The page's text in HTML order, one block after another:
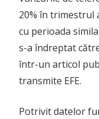
20% în trimestrul
cu perioada
s-a îndreptat
într-un articol
transmite EFE.
Potrivit datelor